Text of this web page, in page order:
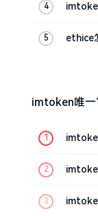
ethice
imtoken唯一